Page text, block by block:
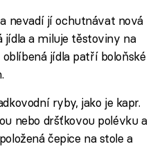
nevadí jí ochutnávat nová
jídla a miluje těstoviny na
jídla patří boloňské
ryby, jako je kapr.
nebo dršťkovou polévku a
čepice na stole a